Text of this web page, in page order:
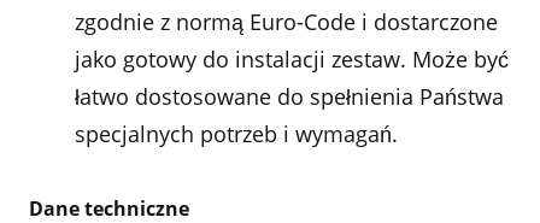
zgodnie z normą Euro-Code i dostarczone
jako gotowy do instalacji zestaw. Może być
łatwo dostosowane do spełnienia Państwa
specjalnych potrzeb i wymagań.
Dane techniczne